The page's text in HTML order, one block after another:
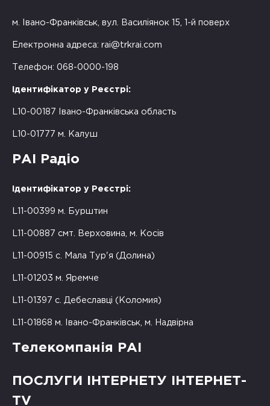
м. Івано-Франківськ, вул. Василіянок 15, 1-й поверх
Електронна адреса: rai@trkrai.com
Телефон: 068-0000-198
Ідентифікатор у Реєстрі:
L10-00187 Івано-Франківська область
L10-01777 м. Калуш
РАІ Радіо
Ідентифікатор у Реєстрі:
L11-00399 м. Бурштин
L11-00887 смт. Верховина, м. Косів
L11-00915 с. Мала Тур'я (Долина)
L11-01203 м. Яремче
L11-01397 с. Дебеславці (Коломия)
L11-01868 м. Івано-Франківськ, м. Надвірна
Телекомпанія РАІ
ПОСЛУГИ ІНТЕРНЕТУ ІНТЕРНЕТ-
TV